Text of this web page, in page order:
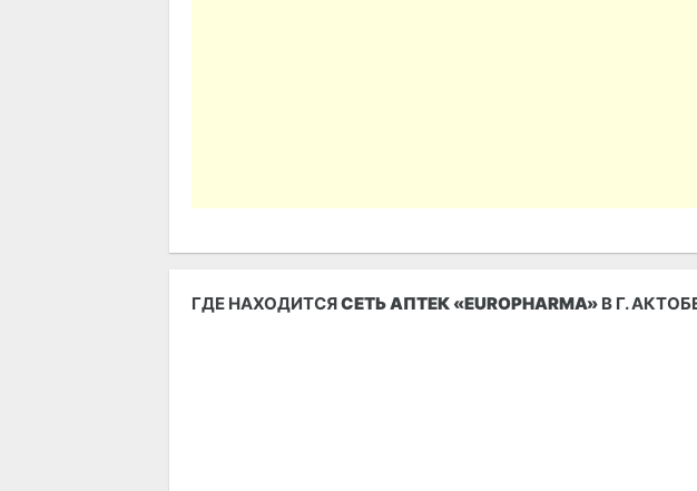
ГДЕ НАХОДИТСЯСЕТЬ АПТЕК «EUROPHARMA» В Г.